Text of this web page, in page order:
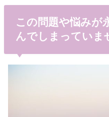
この問題や悩みが
んでしまっていま